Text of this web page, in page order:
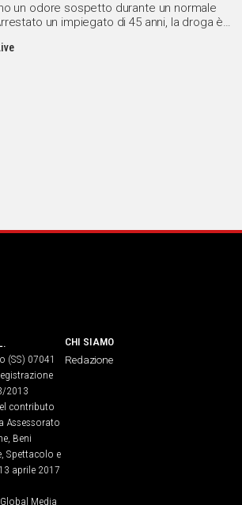
un odore sospetto durante un normale
un impiegato di 45 anni, la droga è
le analisi
(SS) 07041
2013
contributo
Assessorato
Beni
Spettacolo e
aprile 2017
Media
CHI SIAMO
Redazione